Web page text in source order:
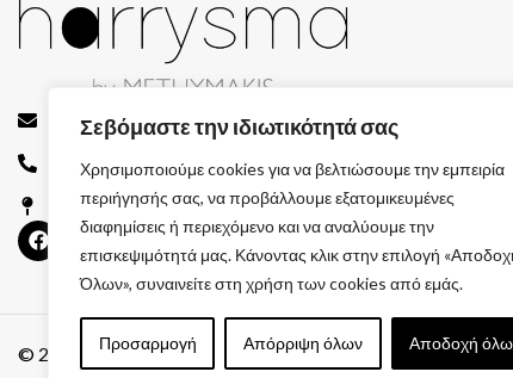
Σεβόμαστε την ιδιωτικότητά σας
Χρησιμοποιούμε cookies για να βελτιώσουμε την εμπειρία
περιήγησής σας, να προβάλλουμε εξατομικευμένες
διαφημίσεις ή περιεχόμενο και να αναλύουμε την
επισκεψιμότητά μας. Κάνοντας κλικ στην επιλογή
Όλων», συναινείτε στη χρήση των cookies από εμάς.
Προσαρμογή Απόρριψη όλων Αποδοχή
info@harrysma.gr
694 744 7082
Ιωάννου Παπαθεοδώρου, Σίσι Λασιθίου
© 2026 GATE GROUP – All rights reserved.